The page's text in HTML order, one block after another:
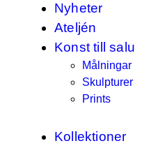
Nyheter
Ateljén
Konst till salu
Målningar
Skulpturer
Prints
Kollektioner